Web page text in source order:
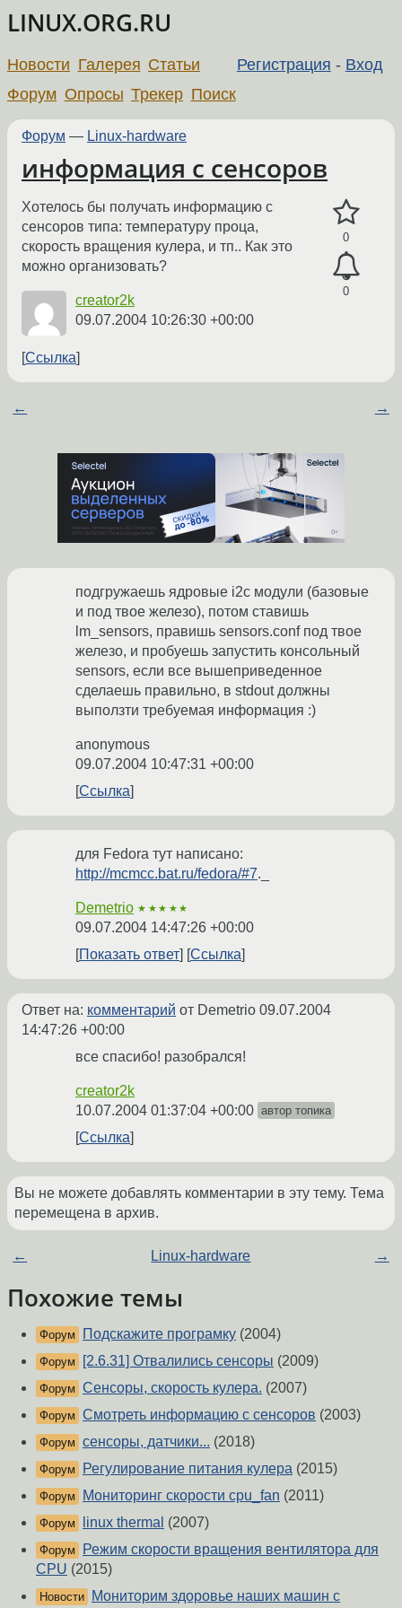
LINUX.ORG.RU
Регистрация - Вход
Новости Галерея Статьи
Форум Опросы Трекер Поиск
Форум — Linux-hardware
информация с сенсоров
0
0
Хотелось бы получать информацию с
сенсоров типа: температуру проца,
скорость вращения кулера, и тп.. Как это
можно организовать?
creator2k
09.07.2004 10:26:30 +00:00
Ссылка
← →
подгружаешь ядровые i2c модули (базовые
и под твое железо), потом ставишь
lm_sensors, правишь sensors.conf под твое
железо, и пробуешь запустить консольный
sensors, если все вышеприведенное
сделаешь правильно, в stdout должны
выползти требуемая информация :)
anonymous
09.07.2004 10:47:31 +00:00
Ссылка
для Fedora тут написано:
http://mcmcc.bat.ru/fedora/#7._
Demetrio ★★★★★
09.07.2004 14:47:26 +00:00
Показать ответ
Ссылка
Ответ на: комментарий от Demetrio 09.07.2004
14:47:26 +00:00
все спасибо! разобрался!
creator2k
10.07.2004 01:37:04 +00:00 автор топика
Ссылка
Вы не можете добавлять комментарии в эту тему. Тема
перемещена в архив.
← Linux-hardware →
Похожие темы
Форум Подскажите програмку (2004)
Форум [2.6.31] Отвалились сенсоры (2009)
Форум Сенсоры, скорость кулера. (2007)
Форум Смотреть информацию с сенсоров (2003)
Форум сенсоры, датчики... (2018)
Форум Регулирование питания кулера (2015)
Форум Мониторинг скорости cpu_fan (2011)
Форум linux thermal (2007)
Форум
Режим скорости вращения вентилятора для
CPU (2015)
Новости Мониторим здоровье наших машин с